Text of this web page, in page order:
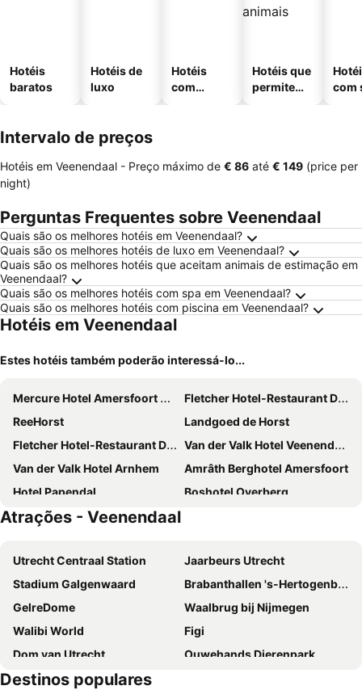
Hotéis
baratos
Hotéis de
luxo
Hotéis
com
Hotéis que
permitem
com
Intervalo de preços
Hotéis em Veenendaal - Preço máximo de ‎€ 86 até ‎€ 149 (price per
night)
Perguntas Frequentes sobre Veenendaal
Quais são os melhores hotéis em Veenendaal?
Quais são os melhores hotéis de luxo em Veenendaal?
Quais são os melhores hotéis que aceitam animais de estimação em
Veenendaal?
Quais são os melhores hotéis com spa em Veenendaal?
Quais são os melhores hotéis com piscina em Veenendaal?
Hotéis em Veenendaal
Estes hotéis também poderão interessá-lo...
Mercure Hotel Amersfoort Centre
Fletcher Hotel-Restaurant De Wageningsche Berg
ReeHorst
Landgoed de Horst
Fletcher Hotel-Restaurant De Buunderkamp
Van der Valk Hotel Veenendaal
Van der Valk Hotel Arnhem
Amrâth Berghotel Amersfoort
Hotel Papendal
Boshotel Overberg
Fletcher Hotel-Restaurant Doorwerth-Arnhem
Hotel Randenbroek
Hotel De Bilderberg
Long John's Pub & Hotel
Parkhotel Hugo de Vries
Fletcher Hotel-Restaurant Klein Zwitserland
Buitenplaats de Bergse Bossen
Fletcher Hotel-Restaurant Amersfoort
Hotel Eethuys de Wormshoef
Hotel De Paasberg
50|50 Hotel Belmont
Het Woonrijk
Atrações - Veenendaal
Utrecht Centraal Station
Jaarbeurs Utrecht
Stadium Galgenwaard
Brabanthallen 's-Hertogenbosch
GelreDome
Waalbrug bij Nijmegen
Walibi World
Figi
Dom van Utrecht
Ouwehands Dierenpark
Huis Doorn
Destinos populares